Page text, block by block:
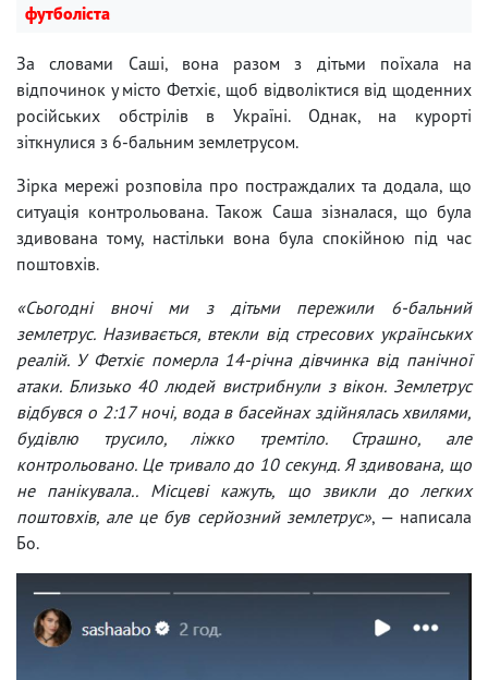
футболіста
За словами Саші, вона разом з дітьми поїхала на
відпочинок у місто Фетхіє, щоб відволіктися від щоденних
російських обстрілів в Україні. Однак, на курорті
зіткнулися з 6-бальним землетрусом.
Зірка мережі розповіла про постраждалих та додала, що
ситуація контрольована. Також Саша зізналася, що була
здивована тому, настільки вона була спокійною під час
поштовхів.
«Сьогодні вночі ми з дітьми пережили 6-бальний
землетрус. Називається, втекли від стресових українських
реалій. У Фетхіє померла 14-річна дівчинка від панічної
атаки. Близько 40 людей вистрибнули з вікон. Землетрус
відбувся о 2:17 ночі, вода в басейнах здійнялась хвилями,
будівлю трусило, ліжко тремтіло. Страшно, але
контрольовано. Це тривало до 10 секунд. Я здивована, що
не панікувала.. Місцеві кажуть, що звикли до легких
поштовхів, але це був серйозний землетрус», — написала
Бо.